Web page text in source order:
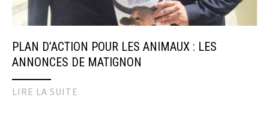
PLAN D’ACTION POUR LES ANIMAUX : LES
ANNONCES DE MATIGNON
LIRE LA SUITE